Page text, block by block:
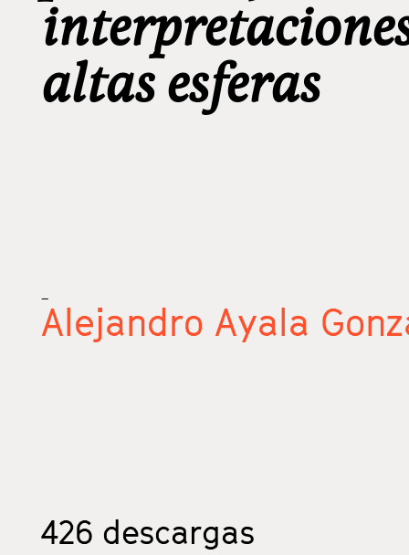
altas esferas
_
Alejandro Ayala
426 descargas